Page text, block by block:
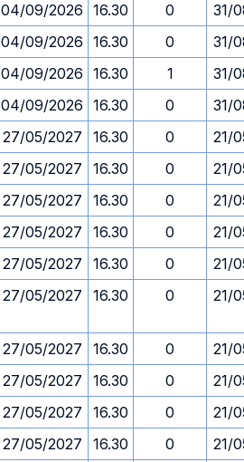
04/09/2026 16.30 0
31/
04/09/2026 16.30 0
31/
04/09/2026 16.30 1
31/
04/09/2026 16.30 0
31/
27/05/2027 16.30 0
21/
27/05/2027 16.30 0
21/
27/05/2027 16.30 0
21/
27/05/2027 16.30 0
21/
27/05/2027 16.30 0
21/
27/05/2027 16.30 0 21/
27/05/2027 16.30 0
21/
27/05/2027 16.30 0
21/
27/05/2027 16.30 0
21/
27/05/2027 16.30 0
21/